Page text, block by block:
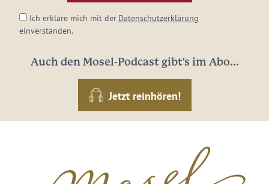
Ich erkläre mich mit der Datenschutzerklärung
einverstanden.
Auch den Mosel-Podcast gibt's im Abo...
Jetzt reinhören!